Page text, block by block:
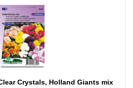
Crystals, Holland Giants mix